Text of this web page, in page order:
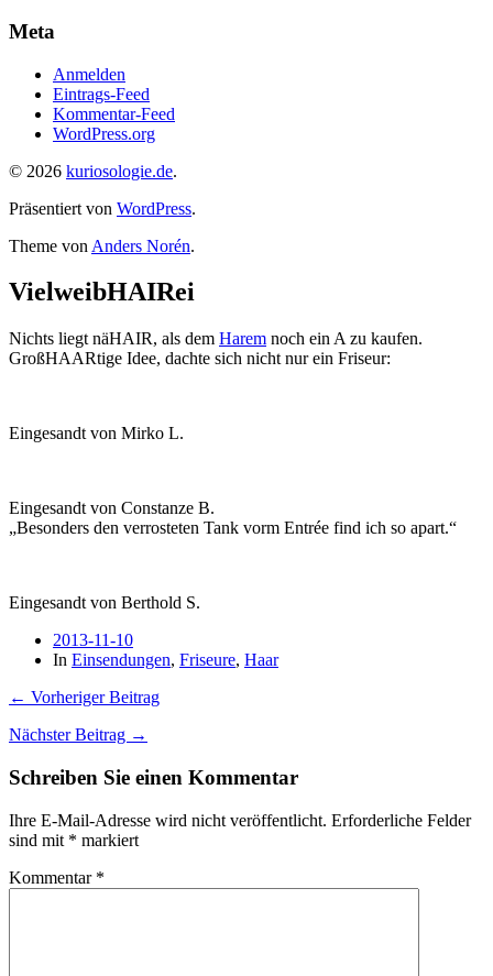
Meta
Anmelden
Eintrags-Feed
Kommentar-Feed
WordPress.org
© 2026 kuriosologie.de.
Präsentiert von WordPress.
Theme von Anders Norén.
VielweibHAIRei
Nichts liegt näHAIR, als dem Harem noch ein A zu kaufen.
GroßHAARtige Idee, dachte sich nicht nur ein Friseur:
Eingesandt von Mirko L.
Eingesandt von Constanze B.
„Besonders den verrosteten Tank vorm Entrée find ich so apart.“
Eingesandt von Berthold S.
2013-11-10
In Einsendungen, Friseure, Haar
← Vorheriger Beitrag
Nächster Beitrag →
Schreiben Sie einen Kommentar
Ihre E-Mail-Adresse wird nicht veröffentlicht. Erforderliche Felder
sind mit * markiert
Kommentar *